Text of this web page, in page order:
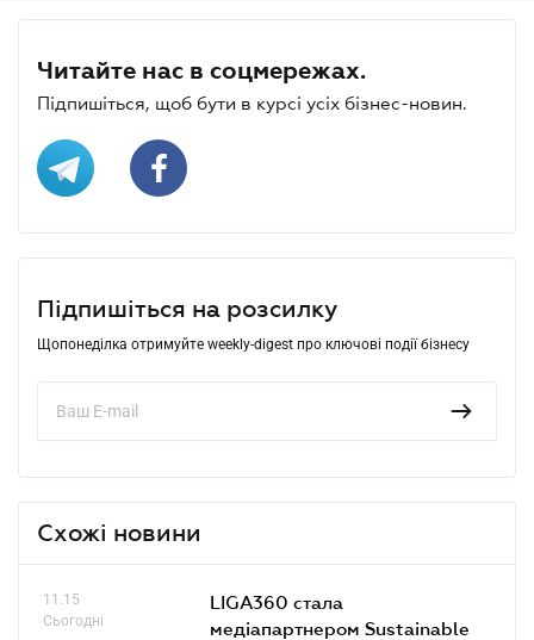
Читайте нас в соцмережах.
Підпишіться, щоб бути в курсі усіх бізнес-новин.
Підпишіться на розсилку
Щопонеділка отримуйте weekly-digest про ключові події бізнесу
Схожі новини
11.15
Сьогодні
LIGA360 стала
медіапартнером Sustainable